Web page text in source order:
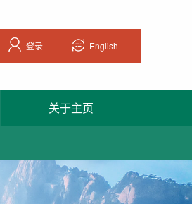
登录 English
关于主页